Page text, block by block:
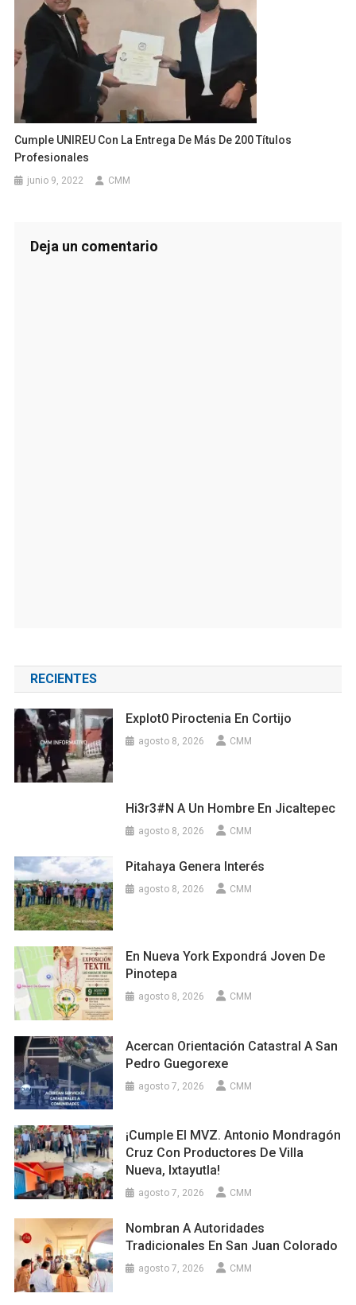
Cumple UNIREU Con La Entrega De Más De 200 Títulos
Profesionales
junio 9, 2022 CMM
Deja un comentario
RECIENTES
Explot0 Piroctenia En Cortijo
agosto 8, 2026 CMM
Hi3r3#n A Un Hombre En Jicaltepec
agosto 8, 2026 CMM
Pitahaya Genera Interés
agosto 8, 2026 CMM
En Nueva York Expondrá Joven De
Pinotepa
agosto 8, 2026 CMM
Acercan Orientación Catastral A San
Pedro Guegorexe
agosto 7, 2026 CMM
¡Cumple El MVZ. Antonio Mondragón
Cruz Con Productores De Villa
Nueva, Ixtayutla!
agosto 7, 2026 CMM
Nombran A Autoridades
Tradicionales En San Juan Colorado
agosto 7, 2026 CMM